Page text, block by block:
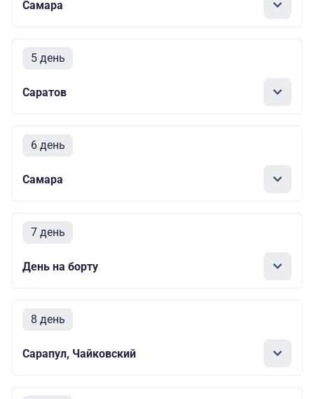
Самара
5 день
Саратов
6 день
Самара
7 день
День на борту
8 день
Сарапул, Чайковский